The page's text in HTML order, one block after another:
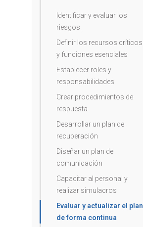
Identificar y evaluar los
riesgos
Definir los recursos críticos
y funciones esenciales
Establecer roles y
responsabilidades
Crear procedimientos de
respuesta
Desarrollar un plan de
recuperación
Diseñar un plan de
comunicación
Capacitar al personal y
realizar simulacros
Evaluar y actualizar el plan
de forma continua